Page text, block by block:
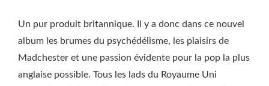
Un pur produit britannique. Il y a donc dans ce nouvel
album les brumes du psychédélisme, les plaisirs de
Madchester et une passion évidente pour la pop la plus
anglaise possible. Tous les lads du Royaume Uni